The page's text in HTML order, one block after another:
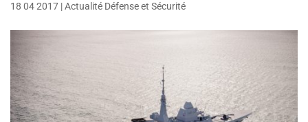
18 04 2017 |Actualité Défense et Sécurité